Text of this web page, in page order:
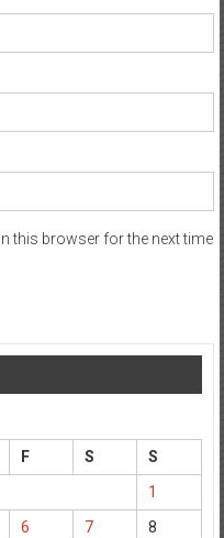
this browser for the next time
F S
S
1
6 7
8